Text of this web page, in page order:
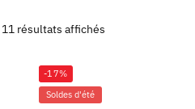
11 résultats affichés
-17%
Soldes d'été